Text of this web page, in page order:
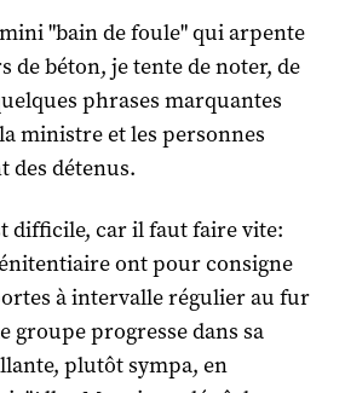
"bain de foule" qui arpente
de béton, je tente de noter, de
phrases marquantes
ministre et les personnes
des détenus.
difficile, car il faut faire vite:
ont pour consigne
à intervalle régulier au fur
groupe progresse dans sa
plutôt sympa, en